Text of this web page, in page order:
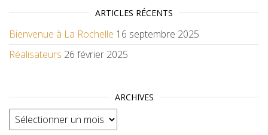
ARTICLES RÉCENTS
Bienvenue à La Rochelle 16 septembre 2025
Réalisateurs 26 février 2025
ARCHIVES
Archives